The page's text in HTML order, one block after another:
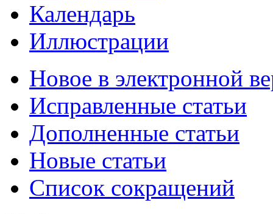
Календарь
Иллюстрации
Новое в электронной
Исправленные статьи
Дополненные статьи
Новые статьи
Список сокращений